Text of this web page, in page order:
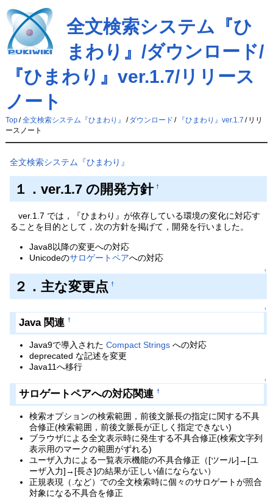
全文検索システム『ひ
まわり』/ダウンロード/
『ひまわり』ver.1.7/リリース
ノート
Top/ 全文検索システム『ひまわり』 / ダウンロード / 『ひまわり』ver.1.7 / リリ
ースノート
全文検索システム『ひまわり』
１．ver.1.7 の開発方針 †
ver.1.7 では，『ひまわり』が依存している環境の変化に対応す
ることを目的として，次の方針を掲げて，開発を行いました。
Java8以降の変更への対応
Unicodeのサロゲートペアへの対応
↑
２．主な変更点 †
↑
Java 関連 †
Java9で導入されたCompact Strings への対応
deprecated な記述を変更
Java11へ移行
↑
サロゲートペアへの対応関連 †
検索オプションの検索範囲，前後文脈長の指定に関する不具
合修正(検索範囲，前後文脈長が正しく指定できない)
ブラウザによる全文表示時に発生する不具合修正(検索文字列
表示用のマークの範囲がずれる)
ユーザ入力による一覧表示機能の不具合修正（[ツール]→[ユ
ーザ入力]→[長さ]の結果が正しい値にならない）
正規表現（.など）での全文検索時に個々のサロゲートが照合
対象になる不具合を修正